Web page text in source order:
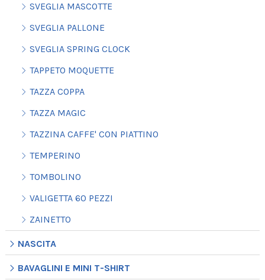
SVEGLIA MASCOTTE
SVEGLIA PALLONE
SVEGLIA SPRING CLOCK
TAPPETO MOQUETTE
TAZZA COPPA
TAZZA MAGIC
TAZZINA CAFFE' CON PIATTINO
TEMPERINO
TOMBOLINO
VALIGETTA 60 PEZZI
ZAINETTO
NASCITA
BAVAGLINI E MINI T-SHIRT